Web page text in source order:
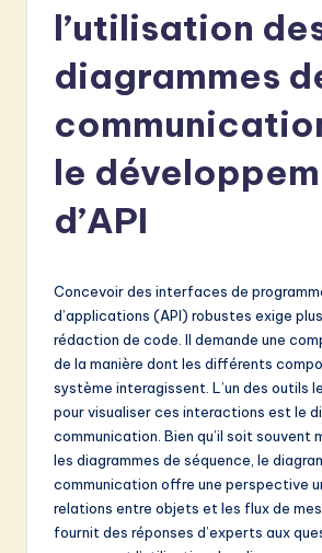
in
A
l’utilisation
diagrammes
le
d’API
Concevoir des interfaces de
d’applications (API) robustes exige
rédaction de code. Il demande une
de la manière dont les différents
système interagissent. L’un des outils
pour visualiser ces interactions est le
communication. Bien qu’il soit souvent
les diagrammes de séquence, le
communication offre une perspective
relations entre objets et les flux de
fournit des réponses d’experts aux